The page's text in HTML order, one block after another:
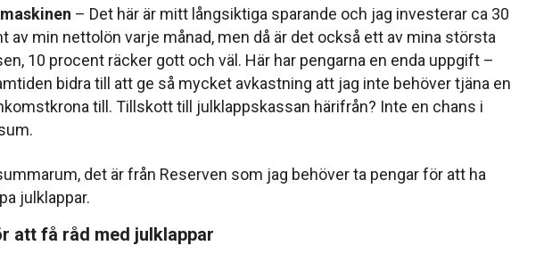
– Det här är mitt långsiktiga sparande och jag investerar ca 30
av min nettolön varje månad, men då är det också ett av mina största
10 procent räcker gott och väl. Här har pengarna en enda uppgift –
bidra till att ge så mycket avkastning att jag inte behöver tjäna en
till. Tillskott till julklappskassan härifrån? Inte en chans i
det är från Reserven som jag behöver ta pengar för att ha
julklappar.
att få råd med julklappar